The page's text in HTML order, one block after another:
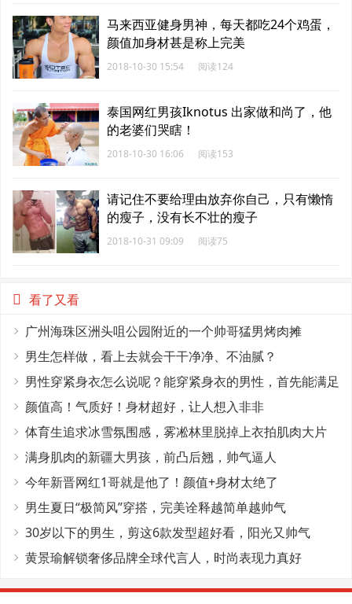
马来西亚健身男神，每天都吃24个鸡蛋，
颜值加身材甚是称上完美
2018-10-30 15:54 阅读124
泰国网红男孩Iknotus 出家做和尚了，他
的老婆们哭瞎！
2018-10-30 16:06 阅读153
请记住不要给理由放弃你自己，只有懒惰
的瘦子，没有长不壮的瘦子
2018-10-31 09:09 阅读75
看了又看
广州海珠区洲头咀公园附近的一个帅哥猛男烤肉摊
男生怎样做，看上去就会干干净净、不油腻？
男性穿紧身衣怎么说呢？能穿紧身衣的男性，首先能满足
这4个条件
颜值高！气质好！身材超好，让人想入非非
体育生追求冰雪氛围感，雾凇林里脱掉上衣拍肌肉大片
满身肌肉的新疆大男孩，前凸后翘，帅气逼人
今年新晋网红1哥就是他了！颜值+身材太绝了
男生夏日“极简风”穿搭，完美诠释越简单越帅气
30岁以下的男生，剪这6款发型超好看，阳光又帅气
黄景瑜解锁奢侈品牌全球代言人，时尚表现力真好